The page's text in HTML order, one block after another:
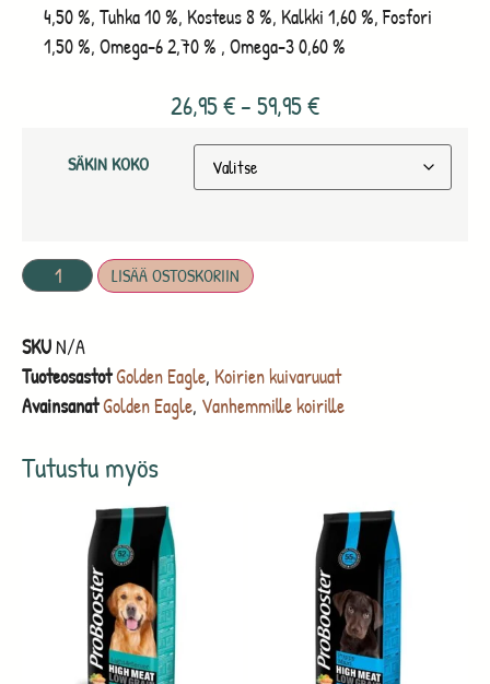
Tutustu myös
4,50 %, Tuhka 10 %, Kosteus 8 %, Kalkki 1,60 %, Fosfori
1,50 %, Omega-6 2,70 % , Omega-3 0,60 %
26,95€–59,95€
SÄKIN KOKO
LISÄÄ OSTOSKORIIN
SKUN/A
TuoteosastotGolden Eagle, Koirien kuivaruuat
AvainsanatGolden Eagle, Vanhemmille koirille